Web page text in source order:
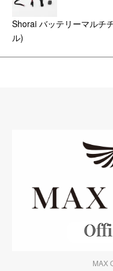
Shorai バッテリーマルチ
ル)
MAX